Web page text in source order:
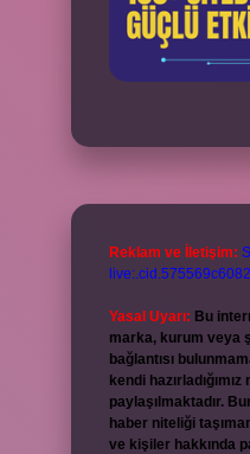
Reklam ve İletişim:
Yasal Uyarı: Bu
marka, kurum veya
bağlantısı
kendi
paylaşılmaktadır.
haber niteliği
ve kişiler hakkında